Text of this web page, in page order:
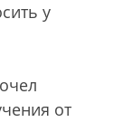
у
от